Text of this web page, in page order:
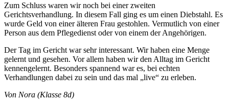
Zum Schluss waren wir noch bei einer zweiten
Gerichtsverhandlung. In diesem Fall ging es um einen Diebstahl. Es
wurde Geld von einer älteren Frau gestohlen. Vermutlich von einer
Person aus dem Pflegedienst oder von einem der Angehörigen.
Der Tag im Gericht war sehr interessant. Wir haben eine Menge
gelernt und gesehen. Vor allem haben wir den Alltag im Gericht
kennengelernt. Besonders spannend war es, bei echten
Verhandlungen dabei zu sein und das mal „live“ zu erleben.
Von Nora (Klasse 8d)